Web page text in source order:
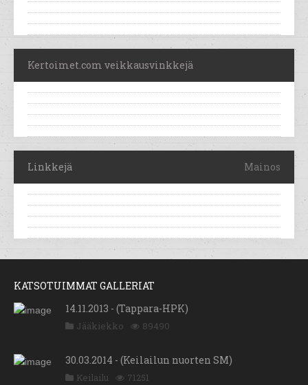
Kertoimet.com veikkausvinkkejä
Linkkejä Mainos
KATSOTUIMMAT GALLERIAT
14.11.2013 - (Tappara-HPK)
Jääkiekko 89490
30.03.2014 - (Keilailun nuorten SM)
Keilailu 71251